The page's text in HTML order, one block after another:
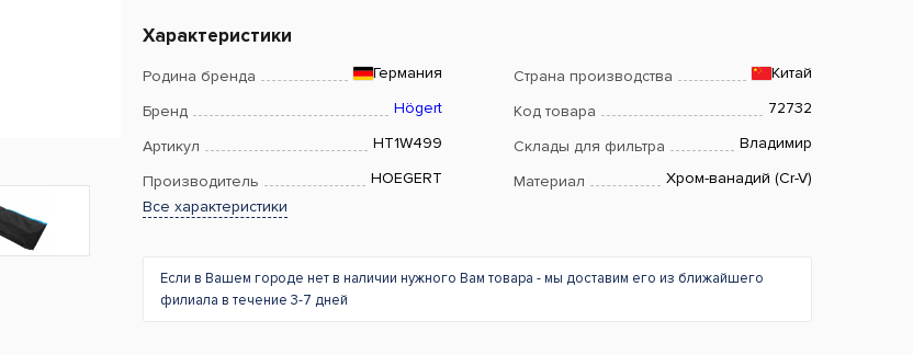
Характеристики
Родина бренда Германия Страна производства Китай
Бренд Högert Код товара 72732
Артикул HT1W499 Склады для фильтра Владимир
Производитель HOEGERT Материал
Хром-ванадий (Cr-V)
Все характеристики
Если в Вашем городе нет в наличии нужного Вам товара - мы доставим его из ближайшего
филиала в течение 3-7 дней